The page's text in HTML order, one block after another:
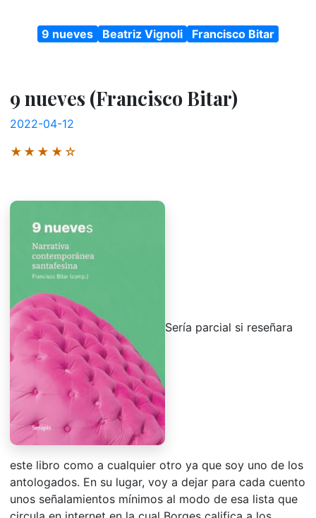
9 nueves Beatriz Vignoli Francisco Bitar
9 nueves (Francisco Bitar)
2022-04-12
★★★★☆
Sería parcial si reseñara
este libro como a cualquier otro ya que soy uno de los
antologados. En su lugar, voy a dejar para cada cuento
unos señalamientos mínimos al modo de esa lista que